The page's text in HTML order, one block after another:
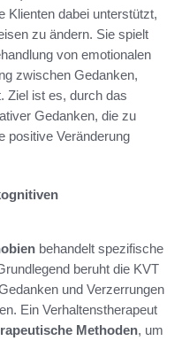
Klienten dabei unterstützt,
zu ändern. Sie spielt
von emotionalen
zwischen Gedanken,
Ziel ist es, durch das
Gedanken, die zu
positive Veränderung
behandelt spezifische
beruht die KVT
und Verzerrungen
Ein Verhaltenstherapeut
Methoden, um